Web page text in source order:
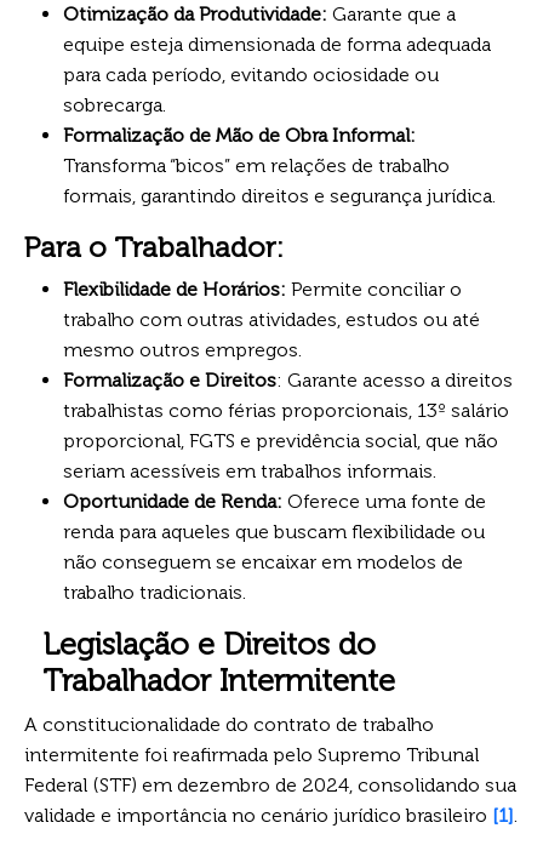
Otimização da Produtividade: Garante que a
equipe esteja dimensionada de forma adequada
para cada período, evitando ociosidade ou
sobrecarga.
Formalização de Mão de Obra Informal:
Transforma “bicos” em relações de trabalho
formais, garantindo direitos e segurança jurídica.
Para o Trabalhador:
Flexibilidade de Horários: Permite conciliar o
trabalho com outras atividades, estudos ou até
mesmo outros empregos.
Formalização e Direitos: Garante acesso a direitos
trabalhistas como férias proporcionais, 13º salário
proporcional, FGTS e previdência social, que não
seriam acessíveis em trabalhos informais.
Oportunidade de Renda: Oferece uma fonte de
renda para aqueles que buscam flexibilidade ou
não conseguem se encaixar em modelos de
trabalho tradicionais.
Legislação e Direitos do
Trabalhador Intermitente
A constitucionalidade do contrato de trabalho
intermitente foi reafirmada pelo Supremo Tribunal
Federal (STF) em dezembro de 2024, consolidando sua
validade e importância no cenário jurídico brasileiro [1].